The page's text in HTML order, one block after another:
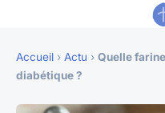
Accueil › Actu › Quelle
diabétique ?